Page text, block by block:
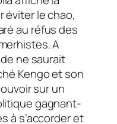
éviter le chao,
au réfus des
A
ne saurait
Kengo et son
sur un
gagnant-
à s’accorder et